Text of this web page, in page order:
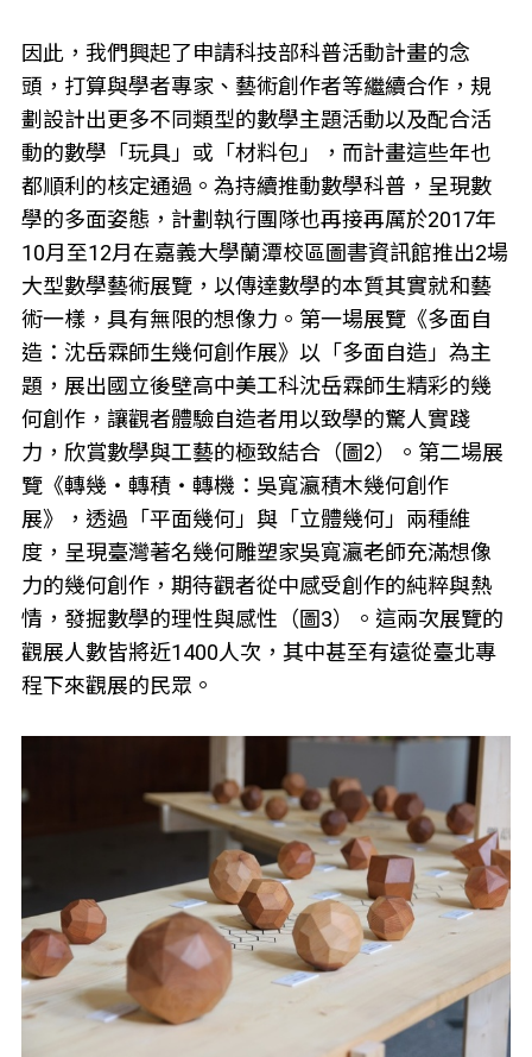
因此，我們興起了申請科技部科普活動計畫的念
頭，打算與學者專家、藝術創作者等繼續合作，規
劃設計出更多不同類型的數學主題活動以及配合活
動的數學「玩具」或「材料包」，而計畫這些年也
都順利的核定通過。為持續推動數學科普，呈現數
學的多面姿態，計劃執行團隊也再接再厲於2017年
10月至12月在嘉義大學蘭潭校區圖書資訊館推出2場
大型數學藝術展覽，以傳達數學的本質其實就和藝
術一樣，具有無限的想像力。第一場展覽《多面自
造：沈岳霖師生幾何創作展》以「多面自造」為主
題，展出國立後壁高中美工科沈岳霖師生精彩的幾
何創作，讓觀者體驗自造者用以致學的驚人實踐
力，欣賞數學與工藝的極致結合（圖2）。第二場展
覽《轉幾‧轉積‧轉機：吳寬瀛積木幾何創作
展》，透過「平面幾何」與「立體幾何」兩種維
度，呈現臺灣著名幾何雕塑家吳寬瀛老師充滿想像
力的幾何創作，期待觀者從中感受創作的純粹與熱
情，發掘數學的理性與感性（圖3）。這兩次展覽的
觀展人數皆將近1400人次，其中甚至有遠從臺北專
程下來觀展的民眾。